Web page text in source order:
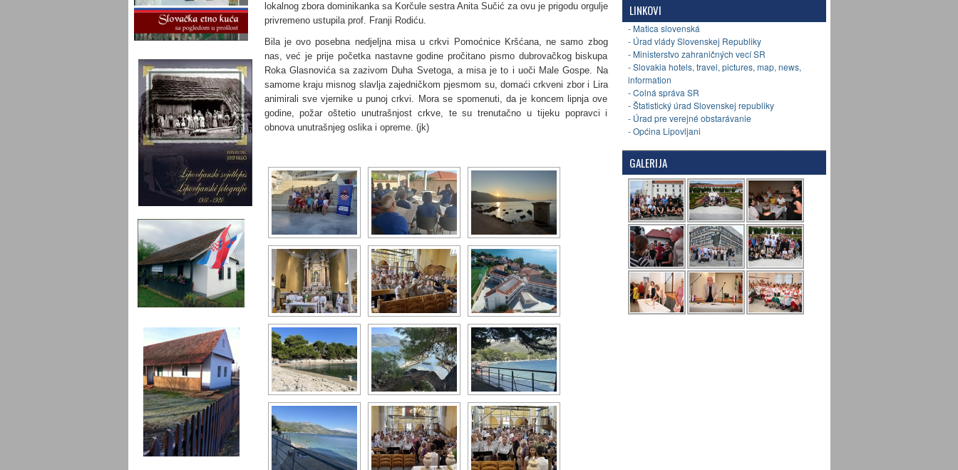
lokalnog zbora dominikanka sa Korčule sestra Anita Sučić za ovu je prigodu orgulje
privremeno ustupila prof. Franji Rodiću.
Bila je ovo posebna nedjeljna misa u crkvi Pomoćnice Kršćana, ne samo zbog
nas, već je prije početka nastavne godine pročitano pismo dubrovačkog biskupa
Roka Glasnovića sa zazivom Duha Svetoga, a misa je to i uoči Male Gospe. Na
samome kraju misnog slavlja zajedničkom pjesmom su, domaći crkveni zbor i Lira
animirali sve vjernike u punoj crkvi. Mora se spomenuti, da je koncem lipnja ove
godine, požar oštetio unutrašnjost crkve, te su trenutačno u tijeku popravci i
obnova unutrašnjeg oslika i opreme. (jk)
LINKOVI
- Matica slovenská
- Úrad vlády Slovenskej Republiky
- Ministerstvo zahraničných vecí SR
- Slovakia hotels, travel, pictures, map, news,
information
- Colná správa SR
- Štatistický úrad Slovenskej republiky
- Úrad pre verejné obstarávanie
- Općina Lipovljani
GALERIJA